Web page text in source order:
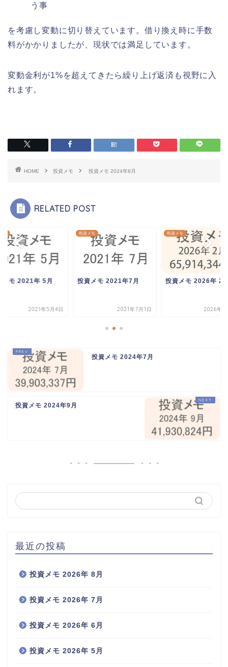
う事
を考慮し変動に切り替えています。借り換え時に手数
料がかかりましたが、現状では満足しています。
変動金利が1%を超えてきたら繰り上げ返済も視野に入
れます。
HOME 投資メモ 投資メモ 2024年8月
RELATED POST
メモ 2021年 5月
2021年5月4日
投資メモ
投資メモ 2021年7月
2021年7月1日
投資メモ
投資メモ 2026年 2
2026年2
投資メモ 2024年7月
投資メモ 2024年9月
最近の投稿
投資メモ 2026年 8月
投資メモ 2026年 7月
投資メモ 2026年 6月
投資メモ 2026年 5月